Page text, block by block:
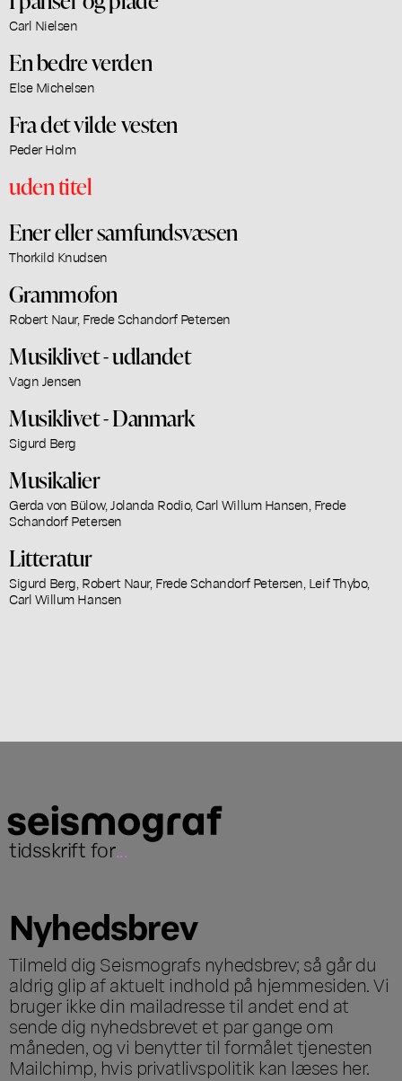
Carl Nielsen
En bedre verden
Else Michelsen
Fra det vilde vesten
Peder Holm
uden titel
Ener eller samfundsvæsen
Thorkild Knudsen
Grammofon
Robert Naur, Frede Schandorf Petersen
Musiklivet - udlandet
Vagn Jensen
Musiklivet - Danmark
Sigurd Berg
Musikalier
Gerda von Bülow, Jolanda Rodio, Carl Willum Hansen, Frede
Schandorf Petersen
Litteratur
Sigurd Berg, Robert Naur, Frede Schandorf Petersen, Leif Thybo,
Carl Willum Hansen
tidsskrift for...
Nyhedsbrev
Tilmeld dig Seismografs nyhedsbrev; så går du
aldrig glip af aktuelt indhold på hjemmesiden. Vi
bruger ikke din mailadresse til andet end at
sende dig nyhedsbrevet et par gange om
måneden, og vi benytter til formålet tjenesten
Mailchimp, hvis privatlivspolitik kan læses her.